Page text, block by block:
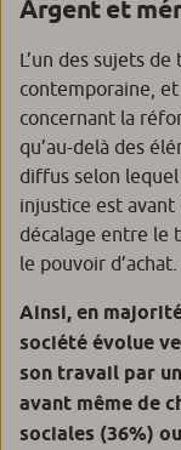
Argent et
L’un des sujets
contemporaine,
concernant la
qu’au-delà des
diffus selon
injustice est
décalage entre le
le pouvoir d’achat.
Ainsi, en
société évolue
son travail par
avant même de
sociales (36%)